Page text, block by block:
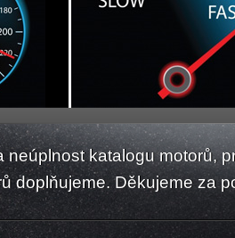
neúplnost katalogu motorů,
doplňujeme. Děkujeme za